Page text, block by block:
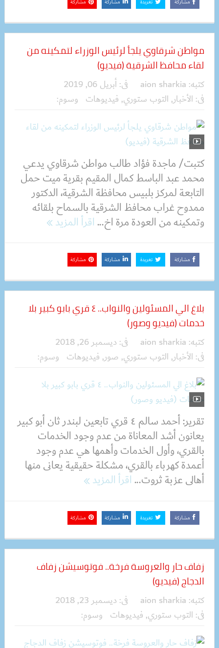
مشاركة تغريدة مشاركة مشاركة
مواطن شرقاوي يلجأ لرئيس الوزراء لتمكينه من
لقاء محافظ الشرقية (فيديو)
كتبه: aion sharkia فى:أبريل 06, 2019
فى: الأخبار, التوب ستوري, فيديوهات وسوم:
كتبت/ ماجدة فؤاد طالب مواطن شرقاوي يدعي
محمد عبد الباسط كمال المقيم بقرية ميت حمل
التابعة لمركز بلبيس محافظة الشرقية، الدكتور
ممدوح غراب محافظ الشرقية بالسماح بلقائه
وتمكينه من العودة مرة اخ...اقرأ المزيد
مشاركة تغريدة مشاركة مشاركة
بلاغ الي المسئولين والنواب.. ٤ قري بابو كبير بلا
خدمات (فيديو وصور)
كتبه: aion sharkia فى: ديسمبر 26, 2018
فى: الأخبار, التوب ستوري, صور, فيديوهات وسوم:
تقرير: أحمد سالم ٤ قري تابعين لبندر ثان أبو كبير
يعانون أشد المعاناة من عدم وجود الخدمات
بالقري، وأول الخدمات وأهمها هي عدم وجود
أعمدة كهرباء بالقري، مشكلة حقيقية يعانى منها
أهالى عزبة ثروت...اقرأ المزيد
مشاركة تغريدة مشاركة مشاركة
زفاف حار والعروسة فرخة.. فوتوسيشن زفاف
الدجاج (فيديو)
كتبه: aion sharkia فى: ديسمبر 23, 2018
فى: التوب ستوري, فيديوهات وسوم: